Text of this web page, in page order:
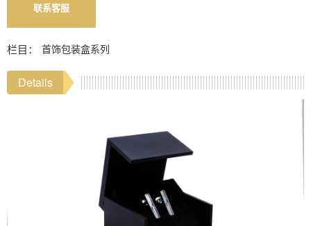
联系客服
栏目： 首饰包装盒系列
Details